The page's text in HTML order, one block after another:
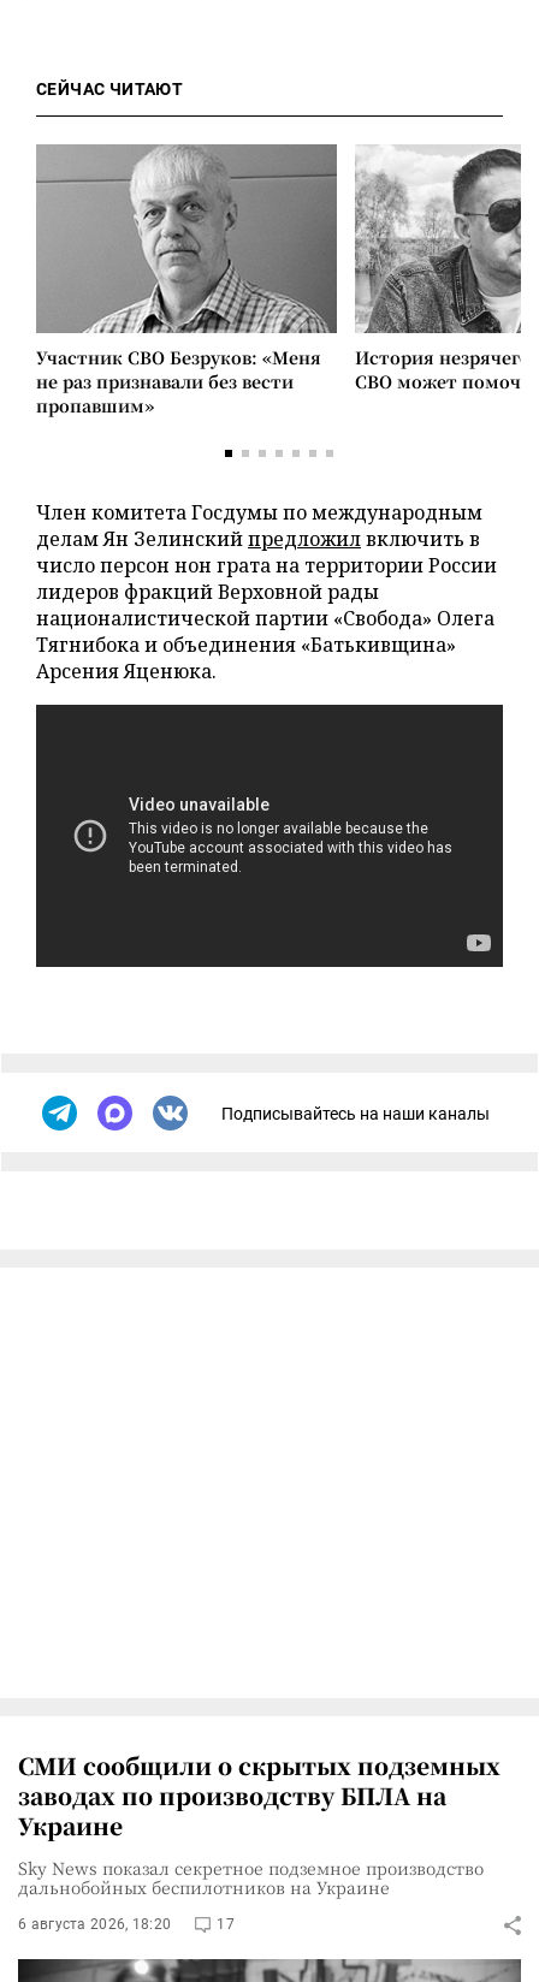
СЕЙЧАС ЧИТАЮТ
Участник СВО Безруков: «Меня
не раз признавали без вести
пропавшим»
История незрячего
СВО может помочь
Член комитета Госдумы по международным
делам Ян Зелинскийпредложилвключить в
число персон нон грата на территории России
лидеров фракций Верховной рады
националистической партии «Свобода» Олега
Тягнибока и объединения «Батькивщина»
Арсения Яценюка.
Подписывайтесь на наши каналы
СМИ сообщили о скрытых подземных
заводах по производству БПЛА на
Украине
Sky News показал секретное подземное производство
дальнобойных беспилотников на Украине
6 августа 2026, 18:20 17